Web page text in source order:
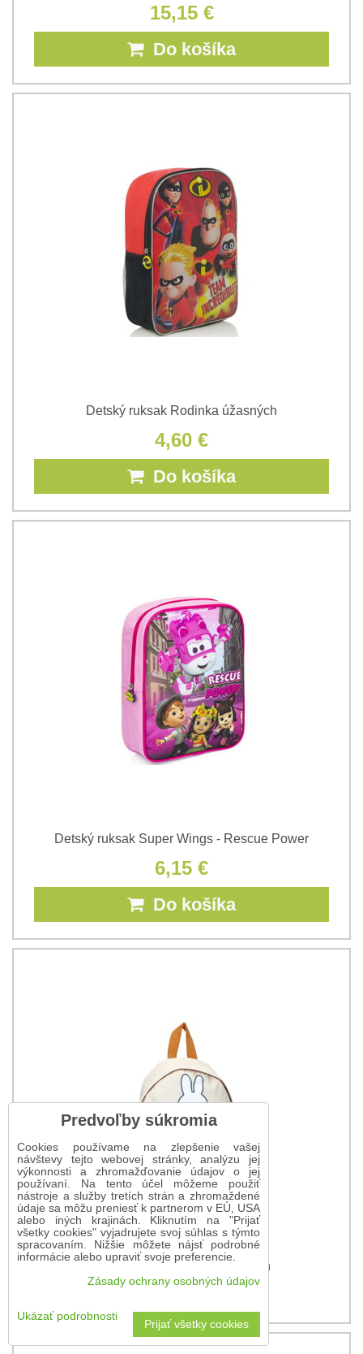
15,15 €
Do košíka
Detský ruksak Rodinka úžasných
4,60 €
Do košíka
Detský ruksak Super Wings - Rescue Power
6,15 €
Do košíka
Detský ruksak Miffy Full Of Fun
Predvoľby súkromia
Cookies používame na zlepšenie vašej
návštevy tejto webovej stránky, analýzu jej
výkonnosti a zhromažďovanie údajov o jej
používaní. Na tento účel môžeme použiť
nástroje a služby tretích strán a zhromaždené
údaje sa môžu preniesť k partnerom v EÚ, USA
alebo iných krajinách. Kliknutím na "Prijať
všetky cookies" vyjadrujete svoj súhlas s týmto
spracovaním. Nižšie môžete nájsť podrobné
informácie alebo upraviť svoje preferencie.
Zásady ochrany osobných údajov
Ukázať podrobnosti
Prijať všetky cookies